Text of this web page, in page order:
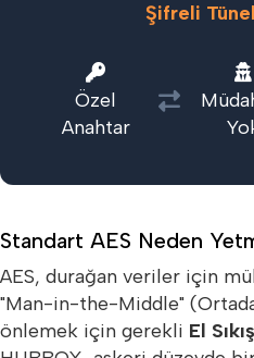
Şifreli
Özel
Anahtar
Standart AES Neden
AES, durağan veriler için
"Man-in-the-Middle"
önlemek için gerekli El